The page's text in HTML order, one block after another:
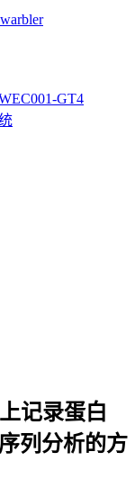
GT4
记录蛋白
列分析的方